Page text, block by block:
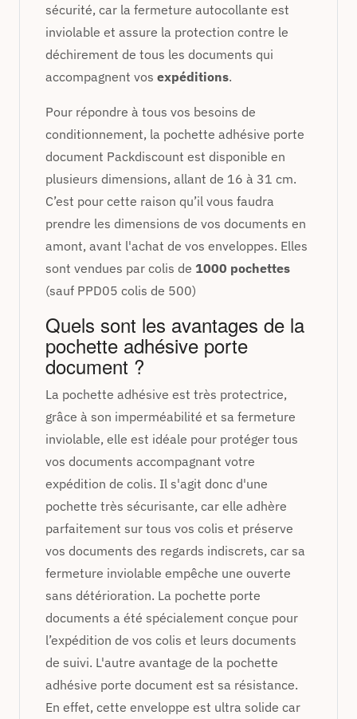
sécurité, car la fermeture autocollante est
inviolable et assure la protection contre le
déchirement de tous les documents qui
accompagnent vos expéditions.
Pour répondre à tous vos besoins de
conditionnement, la pochette adhésive porte
document Packdiscount est disponible en
plusieurs dimensions, allant de 16 à 31 cm.
C’est pour cette raison qu’il vous faudra
prendre les dimensions de vos documents en
amont, avant l'achat de vos enveloppes. Elles
sont vendues par colis de 1000 pochettes
(sauf PPD05 colis de 500)
Quels sont les avantages de la
pochette adhésive porte
document ?
La pochette adhésive est très protectrice,
grâce à son imperméabilité et sa fermeture
inviolable, elle est idéale pour protéger tous
vos documents accompagnant votre
expédition de colis. Il s'agit donc d'une
pochette très sécurisante, car elle adhère
parfaitement sur tous vos colis et préserve
vos documents des regards indiscrets, car sa
fermeture inviolable empêche une ouverte
sans détérioration. La pochette porte
documents a été spécialement conçue pour
l’expédition de vos colis et leurs documents
de suivi. L'autre avantage de la pochette
adhésive porte document est sa résistance.
En effet, cette enveloppe est ultra solide car